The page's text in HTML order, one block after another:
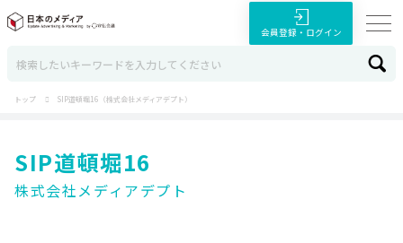
会員登録・ログイン
トップ SIP道頓堀16（株式会社メディアデプト）
SIP道頓堀16
株式会社メディアデプト